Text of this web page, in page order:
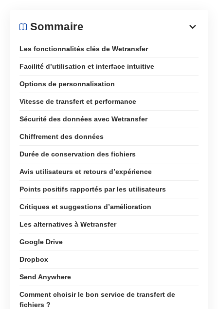
Sommaire
Les fonctionnalités clés de Wetransfer
Facilité d’utilisation et interface intuitive
Options de personnalisation
Vitesse de transfert et performance
Sécurité des données avec Wetransfer
Chiffrement des données
Durée de conservation des fichiers
Avis utilisateurs et retours d’expérience
Points positifs rapportés par les utilisateurs
Critiques et suggestions d’amélioration
Les alternatives à Wetransfer
Google Drive
Dropbox
Send Anywhere
Comment choisir le bon service de transfert de
fichiers ?